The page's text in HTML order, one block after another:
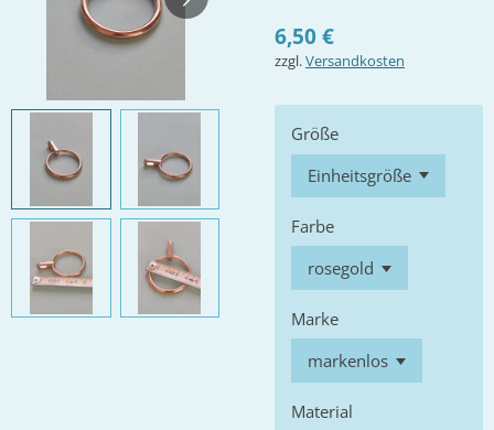
6,50 €
zzgl.Versandkosten
Größe
Farbe
Marke
Material